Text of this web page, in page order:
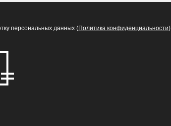
персональных данных (Политика конфиденциальности)